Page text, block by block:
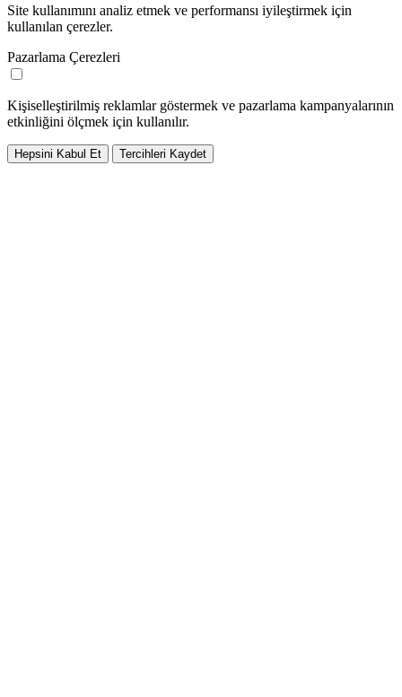
Site kullanımını analiz etmek ve performansı iyileştirmek için
kullanılan çerezler.
Pazarlama Çerezleri
Kişiselleştirilmiş reklamlar göstermek ve pazarlama kampanyalarının
etkinliğini ölçmek için kullanılır.
Hepsini Kabul Et Tercihleri Kaydet